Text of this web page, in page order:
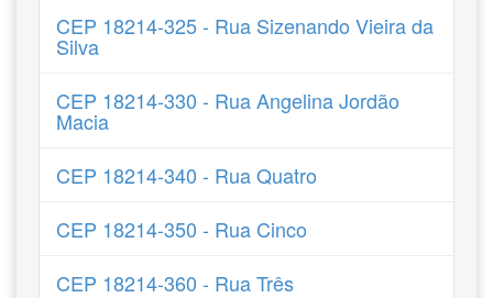
CEP 18214-325 - Rua Sizenando Vieira da
Silva
CEP 18214-330 - Rua Angelina Jordão
Macia
CEP 18214-340 - Rua Quatro
CEP 18214-350 - Rua Cinco
CEP 18214-360 - Rua Três